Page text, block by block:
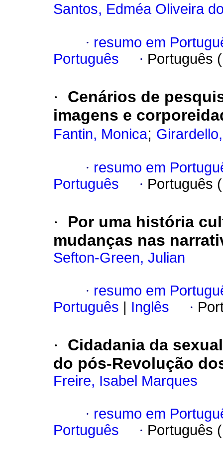
Santos, Edméa Oliveira
· resumo em
Português
· Português
·
Cenários de
imagens e
Fantin, Monica;
· resumo em
Português
· Português
·
Por uma história
mudanças nas
Sefton-Green, Julian
· resumo em
Português
Inglês ·
·
Cidadania da
do pós-Revolução
Freire, Isabel Marques
· resumo em
Português
· Português